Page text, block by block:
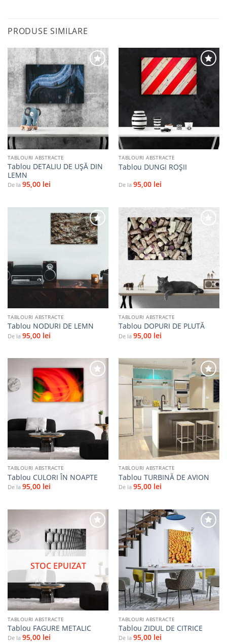
PRODUSE SIMILARE
Adaugă
la
favorite
TABLOURI ABSTRACTE
Tablou DETALIU DE UŞĂ DIN
LEMN
De la 95,00 lei
Adaugă
la
favorite
TABLOURI ABSTRACTE
Tablou DUNGI ROŞII
De la 95,00 lei
TABLOURI ABSTRACTE
Tablou NODURI DE LEMN
De la 95,00 lei
TABLOURI ABSTRACTE
Tablou DOPURI DE PLUTĂ
De la 95,00 lei
Adaugă
favorite
TABLOURI ABSTRACTE
Tablou CULORI ÎN NOAPTE
De la 95,00 lei
Adaugă
la
TABLOURI ABSTRACTE
Tablou TURBINĂ DE AVION
De la 95,00 lei
favorite
STOC EPUIZAT
TABLOURI ABSTRACTE
Tablou FAGURE METALIC
De la 95,00 lei
favorite
TABLOURI ABSTRACTE
Tablou ZIDUL DE CITRICE
De la 95,00 lei